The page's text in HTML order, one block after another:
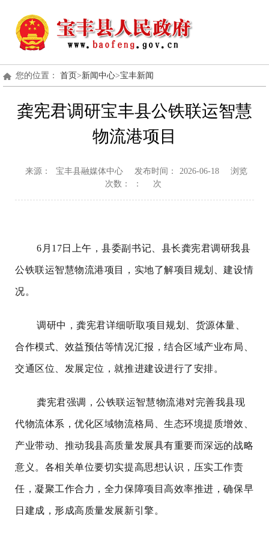
您的位置： 首页>新闻中心>宝丰新闻
龚宪君调研宝丰县公铁联运智慧
物流港项目
来源： 宝丰县融媒体中心 发布时间： 2026-06-18
浏览
次数：
： 次
6月17日上午，县委副书记、县长龚宪君调研我县
公铁联运智慧物流港项目，实地了解项目规划、建设情
况。
调研中，龚宪君详细听取项目规划、货源体量、
合作模式、效益预估等情况汇报，结合区域产业布局、
交通区位、发展定位，就推进建设进行了安排。
龚宪君强调，公铁联运智慧物流港对完善我县现
代物流体系，优化区域物流格局、生态环境提质增效、
产业带动、推动我县高质量发展具有重要而深远的战略
意义。各相关单位要切实提高思想认识，压实工作责
任，凝聚工作合力，全力保障项目高效率推进，确保早
日建成，形成高质量发展新引擎。